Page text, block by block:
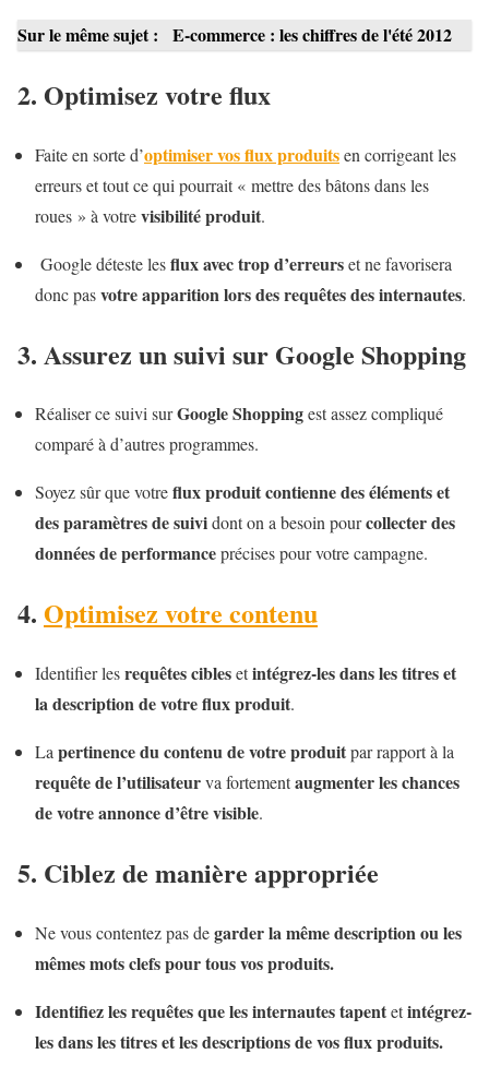
Sur le même sujet :
E-commerce : les chiffres de l'été 2012
2. Optimisez votre flux
Faite en sorte d’optimiser vos flux produitsen corrigeant les
erreurs et tout ce qui pourrait « mettre des bâtons dans les
roues » à votrevisibilité produit.
Google déteste lesflux avec trop d’erreurset ne favorisera
donc pasvotre apparition lors des requêtes des internautes.
3. Assurez un suivi sur Google Shopping
Réaliser ce suivi surGoogle Shoppingest assez compliqué
comparé à d’autres programmes.
Soyez sûr que votreflux produit contienne des éléments et
des paramètres de suividont on a besoin pourcollecter des
données de performanceprécises pour votre campagne.
4. Optimisez votre contenu
Identifier lesrequêtes ciblesetintégrez-les dans les titres et
la description de votre flux produit.
Lapertinence du contenu de votre produitpar rapport à la
requête de l’utilisateurva fortementaugmenter les chances
de votre annonce d’être visible.
5. Ciblez de manière appropriée
Ne vous contentez pas degarder la même description ou les
mêmes mots clefs pour tous vos produits.
Identifiez les requêtes que les internautes tapentetintégrez-
les dans les titres et les descriptions de vos flux produits.